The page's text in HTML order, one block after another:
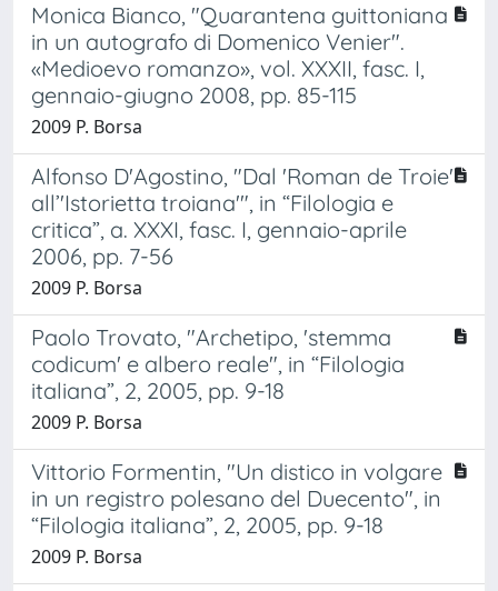
Monica Bianco, "Quarantena guittoniana
in un autografo di Domenico Venier".
«Medioevo romanzo», vol. XXXII, fasc. I,
gennaio-giugno 2008, pp. 85-115
2009 P. Borsa
Alfonso D'Agostino, "Dal 'Roman de Troie'
all’'Istorietta troiana'", in “Filologia e
critica”, a. XXXI, fasc. I, gennaio-aprile
2006, pp. 7-56
2009 P. Borsa
Paolo Trovato, "Archetipo, 'stemma
codicum' e albero reale", in “Filologia
italiana”, 2, 2005, pp. 9-18
2009 P. Borsa
Vittorio Formentin, "Un distico in volgare
in un registro polesano del Duecento", in
“Filologia italiana”, 2, 2005, pp. 9-18
2009 P. Borsa